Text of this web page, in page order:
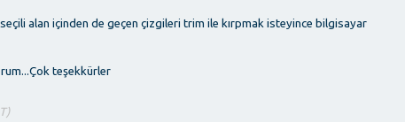
seçili alan içinden de geçen çizgileri trim ile kırpmak isteyince bilgisayar
teşekkürler